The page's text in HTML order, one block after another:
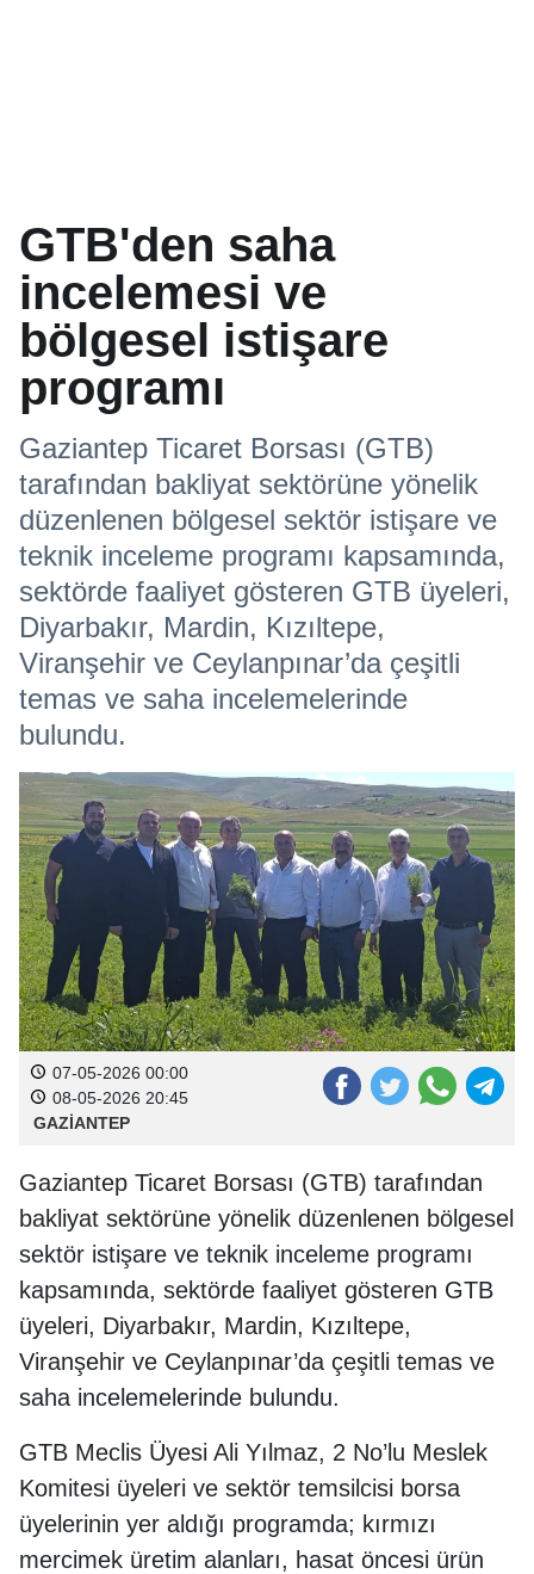
GTB'den saha
incelemesi ve
bölgesel istişare
programı
Gaziantep Ticaret Borsası (GTB)
tarafından bakliyat sektörüne yönelik
düzenlenen bölgesel sektör istişare ve
teknik inceleme programı kapsamında,
sektörde faaliyet gösteren GTB üyeleri,
Diyarbakır, Mardin, Kızıltepe,
Viranşehir ve Ceylanpınar’da çeşitli
temas ve saha incelemelerinde
bulundu.
07-05-2026 00:00
08-05-2026 20:45
GAZİANTEP
Gaziantep Ticaret Borsası (GTB) tarafından
bakliyat sektörüne yönelik düzenlenen bölgesel
sektör istişare ve teknik inceleme programı
kapsamında, sektörde faaliyet gösteren GTB
üyeleri, Diyarbakır, Mardin, Kızıltepe,
Viranşehir ve Ceylanpınar’da çeşitli temas ve
saha incelemelerinde bulundu.
GTB Meclis Üyesi Ali Yılmaz, 2 No’lu Meslek
Komitesi üyeleri ve sektör temsilcisi borsa
üyelerinin yer aldığı programda; kırmızı
mercimek üretim alanları, hasat öncesi ürün